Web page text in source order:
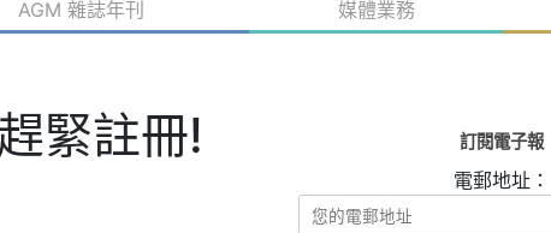
AGM 雜誌年刊 媒體業務
緊註冊! 訂閱電子報
電郵地址：